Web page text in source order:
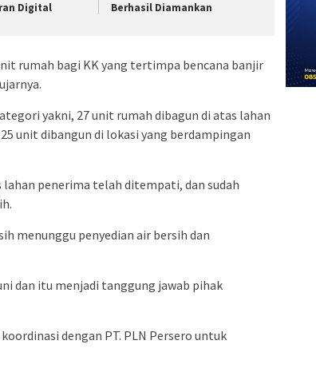
Digital
Berhasil Diamankan
rumah bagi KK yang tertimpa bencana banjir
yakni, 27 unit rumah dibagun di atas lahan
unit dibangun di lokasi yang berdampingan
penerima telah ditempati, dan sudah
menunggu penyedian air bersih dan
dan itu menjadi tanggung jawab pihak
dengan PT. PLN Persero untuk